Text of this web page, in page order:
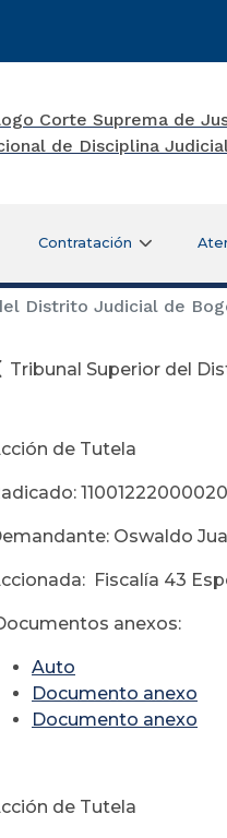
Contratación
Distrito Judicial de
Tribunal Superior del
de Tutela
Oswaldo
Fiscalía 43
anexos:
Auto
Documento anexo
Documento anexo
de Tutela